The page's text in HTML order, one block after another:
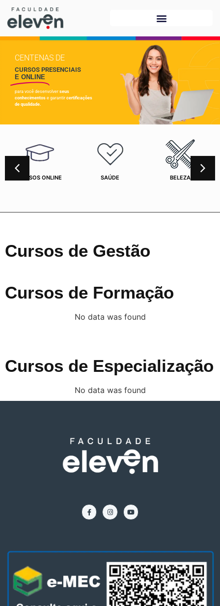
CENTENAS DE
CURSOS PRESENCIAIS
E ONLINE
para você desenvolver seus
conhecimentos e garantir certificações
de qualidade.
CURSOS ONLINE SAÚDE BELEZA
Cursos de Gestão
Cursos de Formação
No data was found
Cursos de Especialização
No data was found